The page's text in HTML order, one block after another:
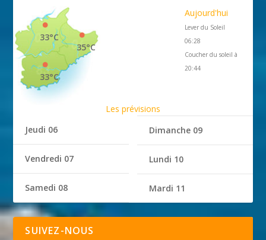
35°C
33°C
33°C
Aujourd'hui
Lever du Soleil
06:28
Coucher du soleil à
20:44
Les prévisions
Jeudi 06
Vendredi 07
Samedi 08
Dimanche 09
Lundi 10
Mardi 11
SUIVEZ-NOUS